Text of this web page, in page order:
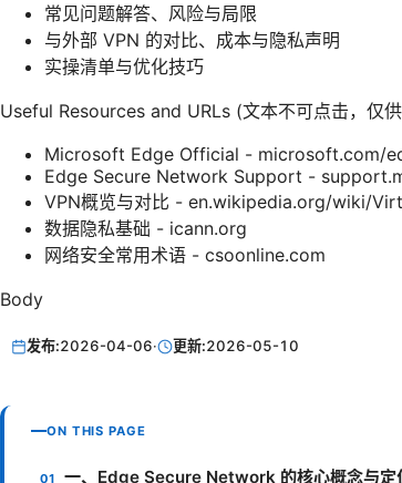
常见问题解答、风险与局限
与外部 VPN 的对比、成本与隐私声明
实操清单与优化技巧
Useful Resources and URLs (文本不可点击，仅
Microsoft Edge Official - microsoft.com/
Edge Secure Network Support -
VPN概览与对比 - en.wikipedia.org/wiki/
数据隐私基础 - icann.org
网络安全常用术语 - csoonline.com
Body
发布:2026-04-06· 更新:2026-05-10
ON THIS PAGE
一、Edge Secure Network 的核心概念与定